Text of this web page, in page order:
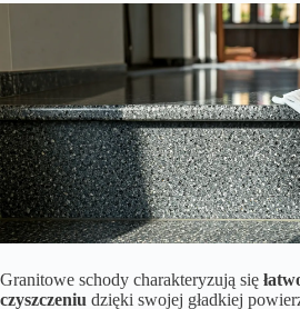
Granitowe schody charakteryzują się
czyszczeniu dzięki swojej gładkiej